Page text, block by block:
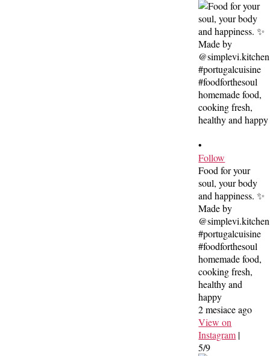
•
Follow
Food for your
soul, your body
and happiness. ✨
Made by
@simplevi.kitchen
#portugalcuisine
#foodforthesoul
homemade food,
cooking fresh,
healthy and
happy
2 mesiace ago
View on
Instagram |
5/9